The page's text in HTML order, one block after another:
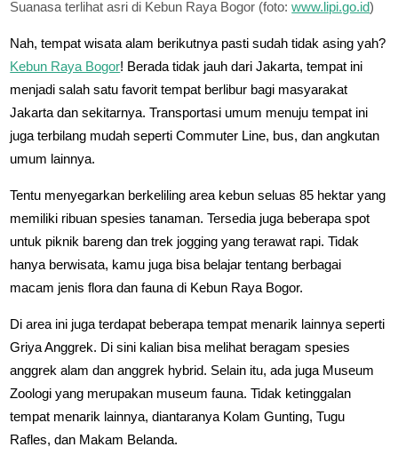
Suanasa terlihat asri di Kebun Raya Bogor (foto:www.lipi.go.id)
Nah, tempat wisata alam berikutnya pasti sudah tidak asing yah?
Kebun Raya Bogor! Berada tidak jauh dari Jakarta, tempat ini
menjadi salah satu favorit tempat berlibur bagi masyarakat
Jakarta dan sekitarnya. Transportasi umum menuju tempat ini
juga terbilang mudah seperti Commuter Line, bus, dan angkutan
umum lainnya.
Tentu menyegarkan berkeliling area kebun seluas 85 hektar yang
memiliki ribuan spesies tanaman. Tersedia juga beberapa spot
untuk piknik bareng dan trek jogging yang terawat rapi. Tidak
hanya berwisata, kamu juga bisa belajar tentang berbagai
macam jenis flora dan fauna di Kebun Raya Bogor.
Di area ini juga terdapat beberapa tempat menarik lainnya seperti
Griya Anggrek. Di sini kalian bisa melihat beragam spesies
anggrek alam dan anggrek hybrid. Selain itu, ada juga Museum
Zoologi yang merupakan museum fauna. Tidak ketinggalan
tempat menarik lainnya, diantaranya Kolam Gunting, Tugu
Rafles, dan Makam Belanda.